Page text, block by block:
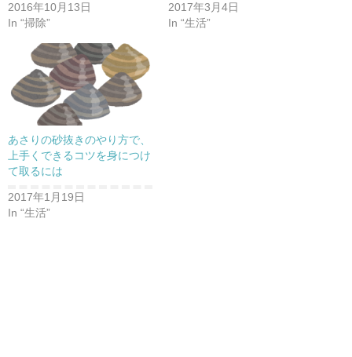
2016年10月13日
In “掃除”
2017年3月4日
In “生活”
あさりの砂抜きのやり方で、
上手くできるコツを身につけ
て取るには
2017年1月19日
In “生活”